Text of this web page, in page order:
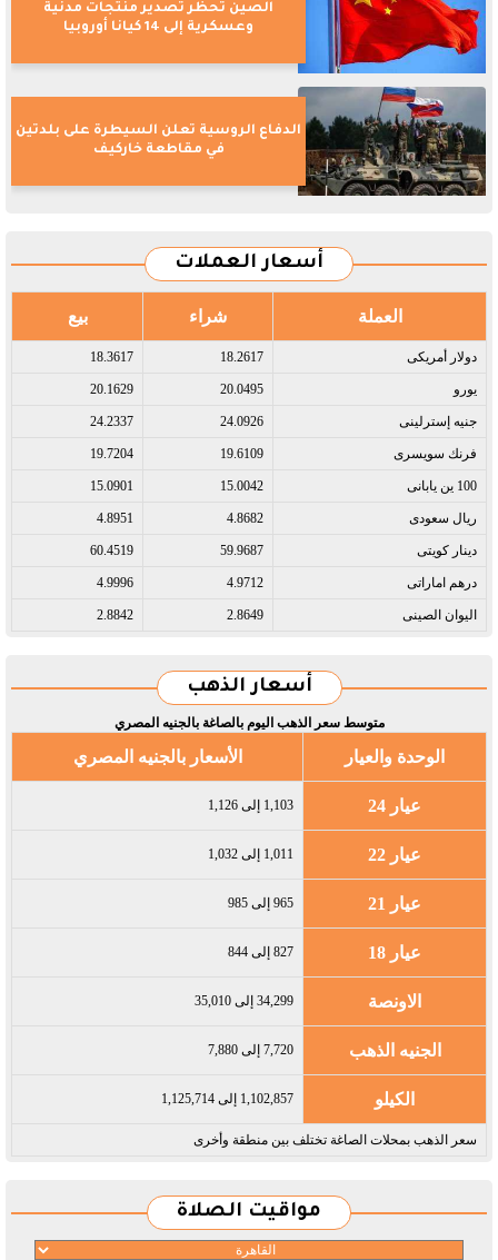
الصين تحظر تصدير منتجات مدنية
وعسكرية إلى 14 كيانا أوروبيا
الدفاع الروسية تعلن السيطرة على بلدتين
في مقاطعة خاركيف
أسعار العملات
العملة شراء بيع
دولار أمريكى​ 18.2617
18.3617
يورو​ 20.0495
20.1629
جنيه إسترلينى​ 24.0926
24.2337
فرنك سويسرى​ 19.6109
19.7204
100 ين يابانى​ 15.0042
15.0901
ريال سعودى​ 4.8682
4.8951
دينار كويتى​ 59.9687
60.4519
درهم اماراتى​ 4.9712
4.9996
اليوان الصينى​ 2.8649
2.8842
أسعار الذهب
متوسط سعر الذهب اليوم بالصاغة بالجنيه المصري
الوحدة والعيار الأسعار بالجنيه المصري
عيار 24 1,103 إلى 1,126
عيار 22 1,011 إلى 1,032
عيار 21 965 إلى 985
عيار 18 827 إلى 844
الاونصة 34,299 إلى 35,010
الجنيه الذهب 7,720 إلى 7,880
الكيلو 1,102,857 إلى 1,125,714
سعر الذهب بمحلات الصاغة تختلف بين منطقة وأخرى
مواقيت الصلاة